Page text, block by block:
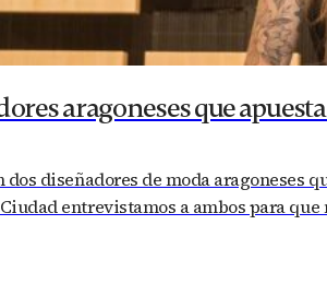
aragoneses que
dos diseñadores de moda aragoneses
entrevistamos a ambos para